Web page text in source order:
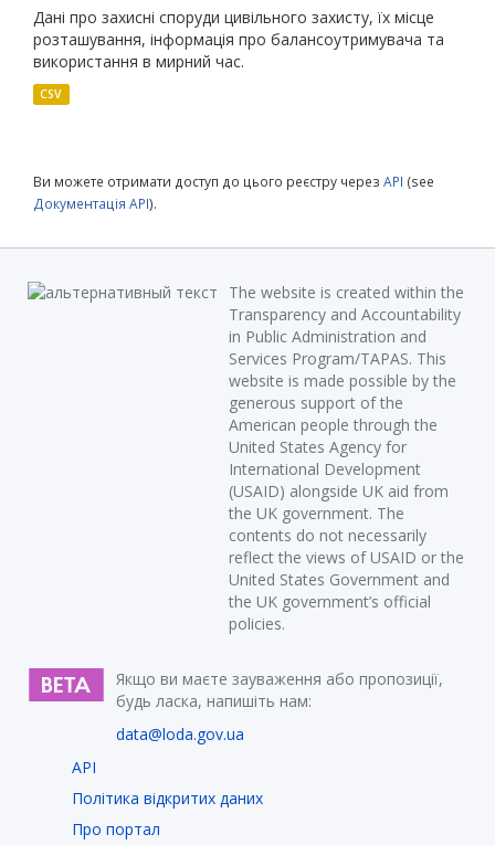
Дані про захисні споруди цивільного захисту, їх місце
розташування, інформація про балансоутримувача та
використання в мирний час.
CSV
Ви можете отримати доступ до цього реєстру через API (see
Документація API).
The website is created within the
Transparency and Accountability
in Public Administration and
Services Program/TAPAS. This
website is made possible by the
generous support of the
American people through the
United States Agency for
International Development
(USAID) alongside UK aid from
the UK government. The
contents do not necessarily
reflect the views of USAID or the
United States Government and
the UK government’s official
policies.
Якщо ви маєте зауваження або пропозиції,
будь ласка, напишіть нам:
data@loda.gov.ua
API
Політика відкритих даних
Про портал